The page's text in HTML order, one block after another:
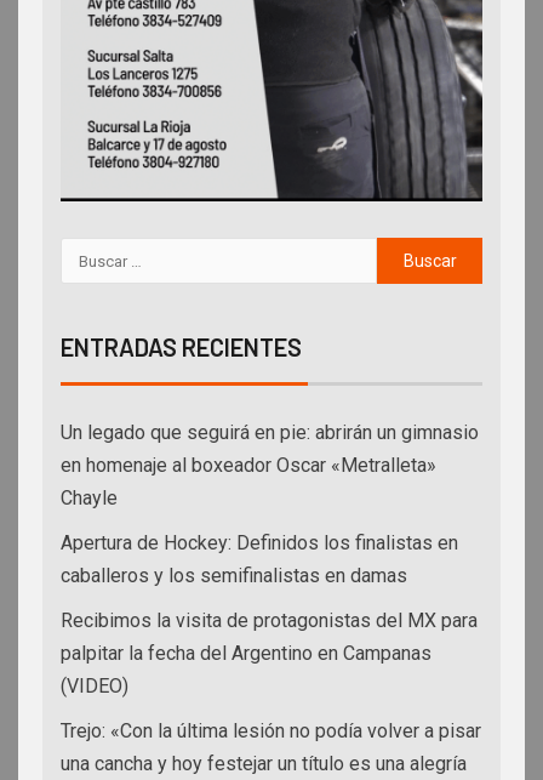
ENTRADAS RECIENTES
Un legado que seguirá en pie: abrirán un gimnasio
en homenaje al boxeador Oscar «Metralleta»
Chayle
Apertura de Hockey: Definidos los finalistas en
caballeros y los semifinalistas en damas
Recibimos la visita de protagonistas del MX para
palpitar la fecha del Argentino en Campanas
(VIDEO)
Trejo: «Con la última lesión no podía volver a pisar
una cancha y hoy festejar un título es una alegría